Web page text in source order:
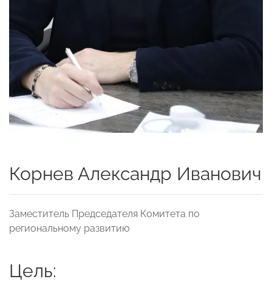
Корнев Александр Иванович
Заместитель Председателя Комитета по
региональному развитию
Цель: